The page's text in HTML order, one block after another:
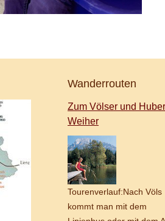
Wanderrouten
Zum Völser und Huber
Weiher
Tourenverlauf:Nach Völs
kommt man mit dem